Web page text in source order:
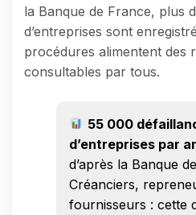
la Banque de France, plus
d’entreprises sont
procédures alimentent des
consultables par tous.
55 000
d’entreprises par
d’après la Banque
Créanciers,
fournisseurs : cette